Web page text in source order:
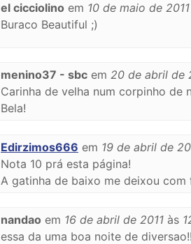
el cicciolino em 10 de maio de 2011
Buraco Beautiful ;)
menino37 - sbc em 20 de abril de
Carinha de velha num corpinho de
Bela!
Edirzimos666 em 19 de abril de
Nota 10 prá esta página!
A gatinha de baixo me deixou com
nandao em 16 de abril de 2011 às
essa da uma boa noite de diversao!!